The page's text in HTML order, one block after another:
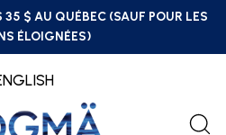
$ AU QUÉBEC (SAUF POUR LES
ÉLOIGNÉES)